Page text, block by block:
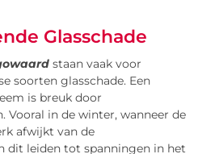
Glasschade
staan vaak voor
soorten glasschade. Een
is breuk door
Vooral in de winter, wanneer de
afwijkt van de
dit leiden tot spanningen in het